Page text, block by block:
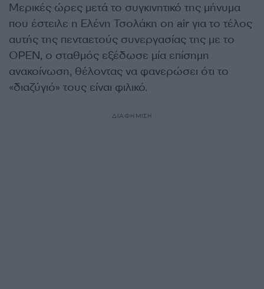
Μερικές ώρες μετά το συγκινητικό της μήνυμα
που έστειλε η Ελένη Τσολάκη on air για το τέλος
αυτής της πενταετούς συνεργασίας της με το
OPEN, ο σταθμός εξέδωσε μία επίσημη
ανακοίνωση, θέλοντας να φανερώσει ότι το
«διαζύγιό» τους είναι φιλικό.
ΔΙΑΦΗΜΙΣΗ